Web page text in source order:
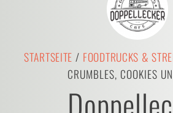
STARTSEITE / FOODTRUCKS &
CRUMBLES, COOKIES